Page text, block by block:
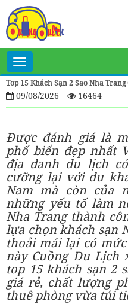
Toggle
navigation
Top 15 Khách Sạn 2 Sao Nha Trang
09/08/2026 16464
Được đánh giá là
phố biển đẹp nhất
địa danh du lịch
cưỡng lại với du
Nam mà còn của
những yếu tố làm
Nha Trang thành
lựa chọn khách sạn
thoải mái lại có
này Cuồng Du Lịch
top 15 khách sạn 2
giá rẻ, chất lượng
thuê phòng vừa túi